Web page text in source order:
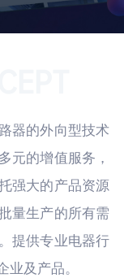
器的外向型技术
元的增值服务，
强大的产品资源
量生产的所有需
提供专业电器行
及产品。